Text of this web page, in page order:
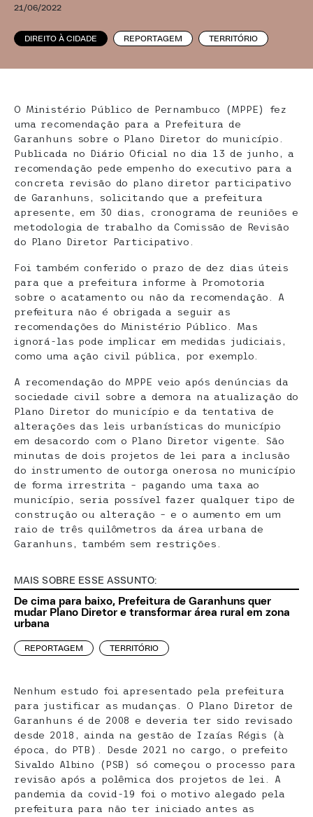
21/06/2022
DIREITO À CIDADE REPORTAGEM TERRITÓRIO
O Ministério Público de Pernambuco (MPPE) fez
uma recomendação para a Prefeitura de
Garanhuns sobre o Plano Diretor do município.
Publicada no Diário Oficial no dia 13 de junho, a
recomendação pede empenho do executivo para a
concreta revisão do plano diretor participativo
de Garanhuns, solicitando que a prefeitura
apresente, em 30 dias, cronograma de reuniões e
metodologia de trabalho da Comissão de Revisão
do Plano Diretor Participativo.
Foi também conferido o prazo de dez dias úteis
para que a prefeitura informe à Promotoria
sobre o acatamento ou não da recomendação. A
prefeitura não é obrigada a seguir as
recomendações do Ministério Público. Mas
ignorá-las pode implicar em medidas judiciais,
como uma ação civil pública, por exemplo.
A recomendação do MPPE veio após denúncias da
sociedade civil sobre a demora na atualização do
Plano Diretor do município e da tentativa de
alterações das leis urbanísticas do município
em desacordo com o Plano Diretor vigente. São
minutas de dois projetos de lei para a inclusão
do instrumento de outorga onerosa no município
de forma irrestrita – pagando uma taxa ao
município, seria possível fazer qualquer tipo de
construção ou alteração – e o aumento em um
raio de três quilômetros da área urbana de
Garanhuns, também sem restrições.
MAIS SOBRE ESSE ASSUNTO:
De cima para baixo, Prefeitura de Garanhuns quer
mudar Plano Diretor e transformar área rural em zona
urbana
REPORTAGEM TERRITÓRIO
Nenhum estudo foi apresentado pela prefeitura
para justificar as mudanças. O Plano Diretor de
Garanhuns é de 2008 e deveria ter sido revisado
desde 2018, ainda na gestão de Izaías Régis (à
época, do PTB). Desde 2021 no cargo, o prefeito
Sivaldo Albino (PSB) só começou o processo para
revisão após a polêmica dos projetos de lei. A
pandemia da covid-19 foi o motivo alegado pela
prefeitura para não ter iniciado antes as